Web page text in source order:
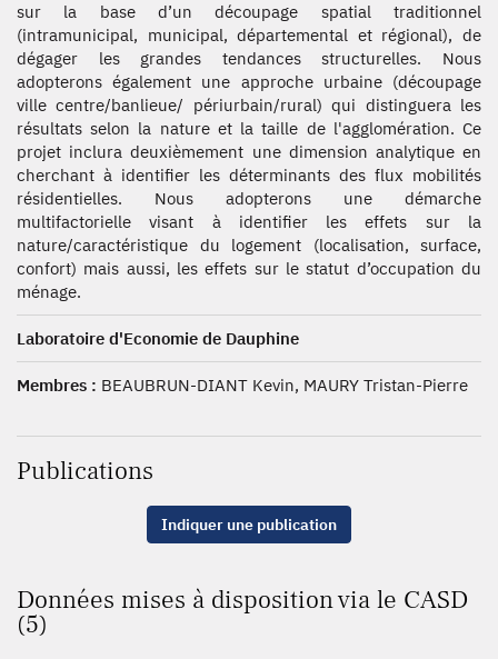
sur la base d’un découpage spatial traditionnel
(intramunicipal, municipal, départemental et régional), de
dégager les grandes tendances structurelles. Nous
adopterons également une approche urbaine (découpage
ville centre/banlieue/ périurbain/rural) qui distinguera les
résultats selon la nature et la taille de l'agglomération. Ce
projet inclura deuxièmement une dimension analytique en
cherchant à identifier les déterminants des flux mobilités
résidentielles. Nous adopterons une démarche
multifactorielle visant à identifier les effets sur la
nature/caractéristique du logement (localisation, surface,
confort) mais aussi, les effets sur le statut d’occupation du
ménage.
Laboratoire d'Economie de Dauphine
Membres : BEAUBRUN-DIANT Kevin, MAURY Tristan-Pierre
Publications
Indiquer une publication
Données mises à disposition via le CASD
(5)